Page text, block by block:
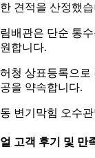
견적을 산정했
배관은 단순 통
합니다.
청 상표등록으로
을 약속합니다.
변기막힘 오수
고객 후기 및 만